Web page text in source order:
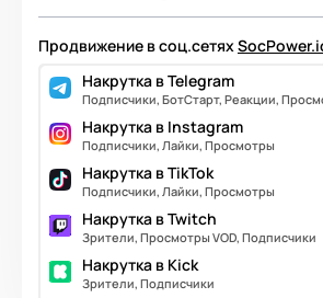
Продвижение в соц.сетях
Накрутка в Telegram
Подписчики, БотСтарт, Реакции,
Накрутка в Instagram
Подписчики, Лайки, Просмотры
Накрутка в TikTok
Подписчики, Лайки, Просмотры
Накрутка в Twitch
Зрители, Просмотры VOD, Подписчики
Накрутка в Kick
Зрители, Подписчики